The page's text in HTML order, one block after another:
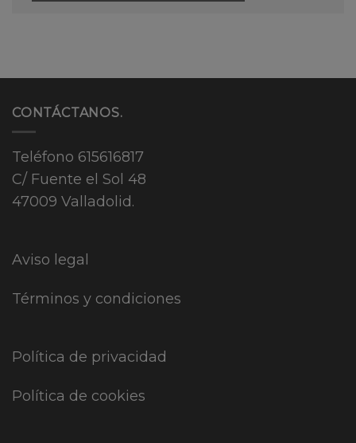
CONTÁCTANOS.
Teléfono 615616817
C/ Fuente el Sol 48
47009 Valladolid.
Aviso legal
Términos y condiciones
Política de privacidad
Política de cookies